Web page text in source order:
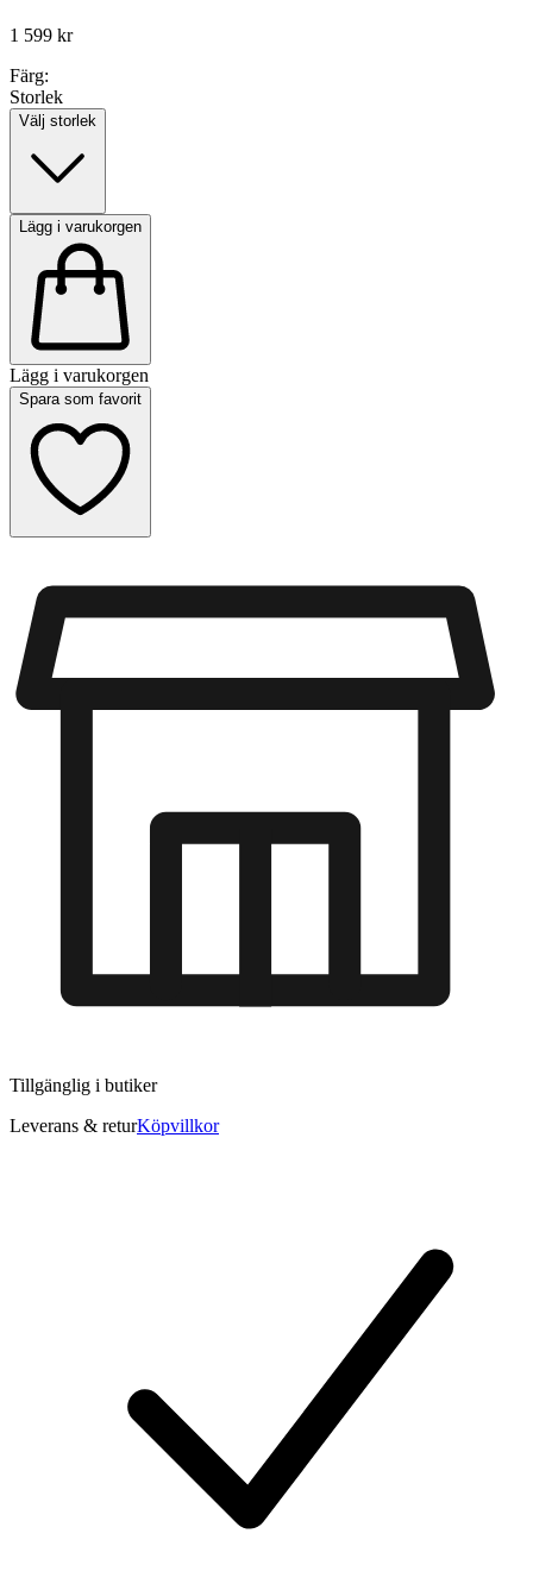
1 599 kr
Färg:
Storlek
Välj storlek
Lägg i varukorgen
Lägg i varukorgen
Spara som favorit
Tillgänglig i butiker
Leverans & returKöpvillkor